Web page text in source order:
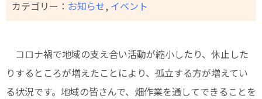
カテゴリー： お知らせ, イベント
コロナ禍で地域の支え合い活動が縮小したり、休止した
りするところが増えたことにより、孤立する方が増えてい
る状況です。地域の皆さんで、畑作業を通してできることを